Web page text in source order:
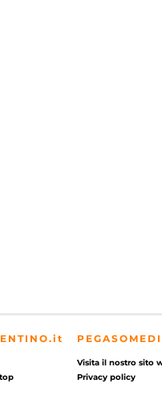
Visita il nostro sito
Privacy policy